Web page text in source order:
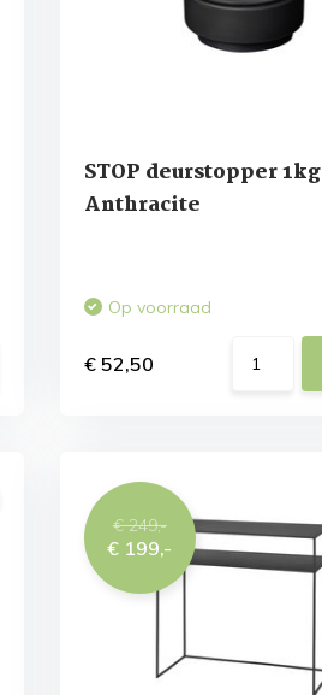
STOP deurstopper 1kg
Anthracite
Op voorraad
€ 52,50
€ 249,-
€ 199,-